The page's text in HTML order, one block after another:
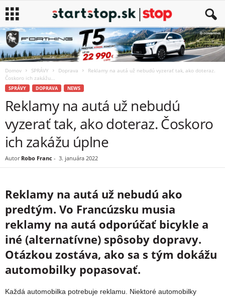
Domov SPRÁVY Doprava
Reklamy na autá už nebudú vyzerať tak, ako doteraz.
Čoskoro ich zakážu...
SPRÁVY DOPRAVA NEWS
Reklamy na autá už nebudú
vyzerať tak, ako doteraz. Čoskoro
ich zakážu úplne
Autor Robo Franc - 3. januára 2022
Reklamy na autá už nebudú ako
predtým. Vo Francúzsku musia
reklamy na autá odporúčať bicykle a
iné (alternatívne) spôsoby dopravy.
Otázkou zostáva, ako sa s tým dokážu
automobilky popasovať.
Každá automobilka potrebuje reklamu. Niektoré automobilky